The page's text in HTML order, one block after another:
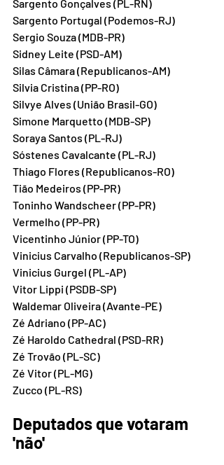
Sargento Gonçalves (PL-RN)
Sargento Portugal (Podemos-RJ)
Sergio Souza (MDB-PR)
Sidney Leite (PSD-AM)
Silas Câmara (Republicanos-AM)
Silvia Cristina (PP-RO)
Silvye Alves (União Brasil-GO)
Simone Marquetto (MDB-SP)
Soraya Santos (PL-RJ)
Sóstenes Cavalcante (PL-RJ)
Thiago Flores (Republicanos-RO)
Tião Medeiros (PP-PR)
Toninho Wandscheer (PP-PR)
Vermelho (PP-PR)
Vicentinho Júnior (PP-TO)
Vinicius Carvalho (Republicanos-SP)
Vinicius Gurgel (PL-AP)
Vitor Lippi (PSDB-SP)
Waldemar Oliveira (Avante-PE)
Zé Adriano (PP-AC)
Zé Haroldo Cathedral (PSD-RR)
Zé Trovão (PL-SC)
Zé Vitor (PL-MG)
Zucco (PL-RS)
Deputados que votaram
'não'